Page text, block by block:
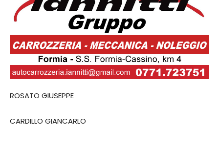
ROSATO GIUSEPPE
CARDILLO GIANCARLO